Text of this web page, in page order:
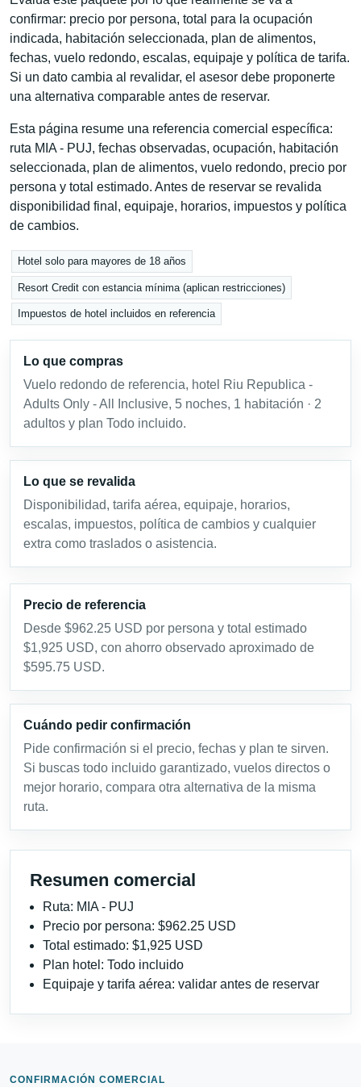
confirmar: precio por persona, total para la ocupación
indicada, habitación seleccionada, plan de alimentos,
fechas, vuelo redondo, escalas, equipaje y política de tarifa.
Si un dato cambia al revalidar, el asesor debe proponerte
una alternativa comparable antes de reservar.
Esta página resume una referencia comercial específica:
ruta MIA - PUJ, fechas observadas, ocupación, habitación
seleccionada, plan de alimentos, vuelo redondo, precio por
persona y total estimado. Antes de reservar se revalida
disponibilidad final, equipaje, horarios, impuestos y política
de cambios.
Hotel solo para mayores de 18 años
Resort Credit con estancia mínima (aplican restricciones)
Impuestos de hotel incluidos en referencia
Lo que compras
Vuelo redondo de referencia, hotel Riu Republica -
Adults Only - All Inclusive, 5 noches, 1 habitación · 2
adultos y plan Todo incluido.
Lo que se revalida
Disponibilidad, tarifa aérea, equipaje, horarios,
escalas, impuestos, política de cambios y cualquier
extra como traslados o asistencia.
Precio de referencia
Desde $962.25 USD por persona y total estimado
$1,925 USD, con ahorro observado aproximado de
$595.75 USD.
Cuándo pedir confirmación
Pide confirmación si el precio, fechas y plan te sirven.
Si buscas todo incluido garantizado, vuelos directos o
mejor horario, compara otra alternativa de la misma
ruta.
Resumen comercial
Ruta: MIA - PUJ
Precio por persona: $962.25 USD
Total estimado: $1,925 USD
Plan hotel: Todo incluido
Equipaje y tarifa aérea: validar antes de reservar
CONFIRMACIÓN COMERCIAL